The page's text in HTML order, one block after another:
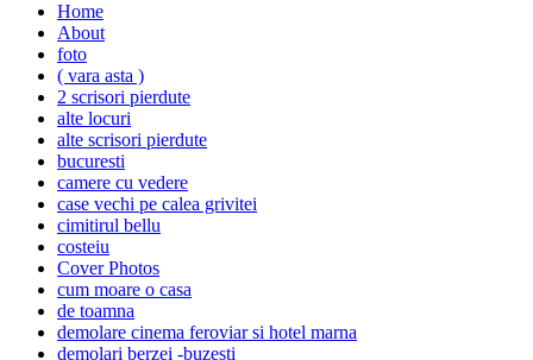
Home
About
foto
( vara asta )
2 scrisori pierdute
alte locuri
alte scrisori pierdute
bucuresti
camere cu vedere
case vechi pe calea grivitei
cimitirul bellu
costeiu
Cover Photos
cum moare o casa
de toamna
demolare cinema feroviar si hotel marna
demolari berzei -buzesti